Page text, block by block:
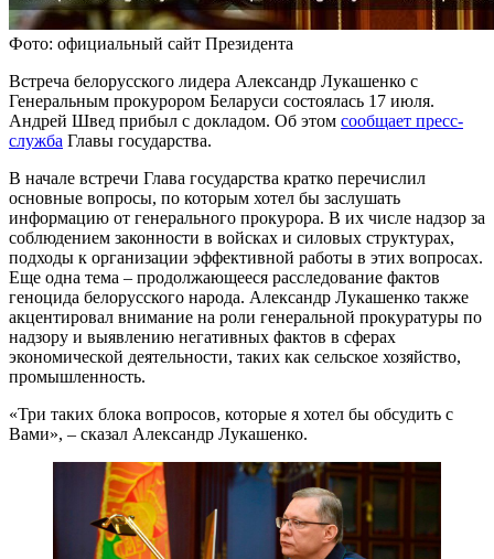
Фото: официальный сайт Президента
Встреча белорусского лидера Александр Лукашенко с
Генеральным прокурором Беларуси состоялась 17 июля.
Андрей Швед прибыл с докладом. Об этом сообщает пресс-
служба Главы государства.
В начале встречи Глава государства кратко перечислил
основные вопросы, по которым хотел бы заслушать
информацию от генерального прокурора. В их числе надзор за
соблюдением законности в войсках и силовых структурах,
подходы к организации эффективной работы в этих вопросах.
Еще одна тема – продолжающееся расследование фактов
геноцида белорусского народа. Александр Лукашенко также
акцентировал внимание на роли генеральной прокуратуры по
надзору и выявлению негативных фактов в сферах
экономической деятельности, таких как сельское хозяйство,
промышленность.
«Три таких блока вопросов, которые я хотел бы обсудить с
Вами», – сказал Александр Лукашенко.